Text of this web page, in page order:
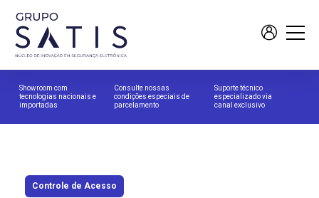
Showroom com
tecnologias nacionais e
importadas
Consulte nossas
condições especiais de
parcelamento
Suporte técnico
especializado via
canal exclusivo
Controle de Acesso